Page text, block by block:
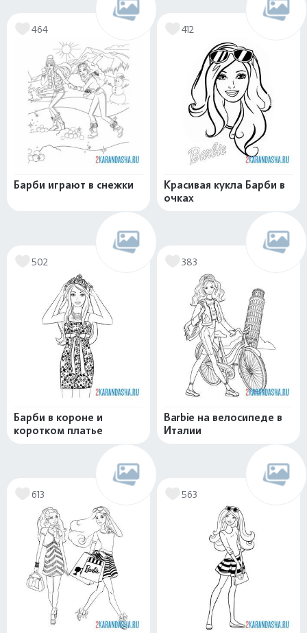
464
Барби играют в снежки
412
Красивая кукла Барби в
очках
502
Барби в короне и
коротком платье
383
Barbie на велосипеде в
Италии
613 563